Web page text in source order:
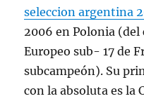
seleccion argentina
2006 en Polonia (del
Europeo sub- 17 de
subcampeón). Su
con la absoluta es la